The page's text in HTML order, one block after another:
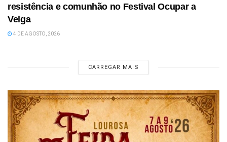
resistência e comunhão no Festival Ocupar a
Velga
4 DE AGOSTO, 2026
CARREGAR MAIS